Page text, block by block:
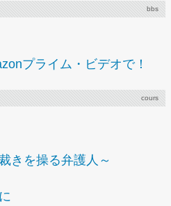
bbs
プライム・ビデオで！
cours
きを操る弁護人～